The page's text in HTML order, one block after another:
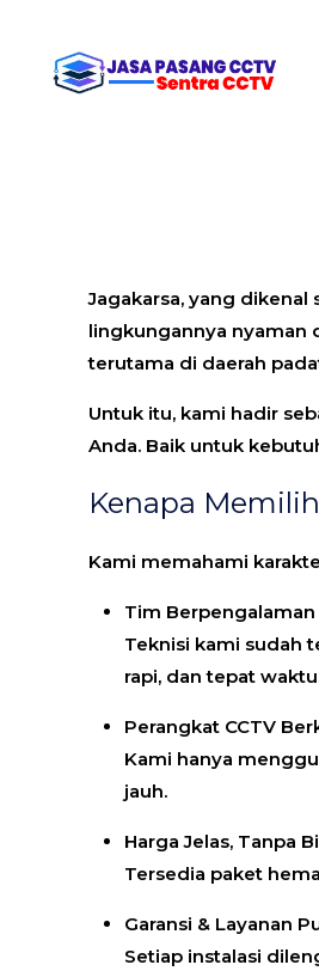
Jagakarsa, yang
lingkungannya nyaman
terutama di daerah
Untuk itu, kami hadir
Anda. Baik untuk
Kenapa
Kami memahami
Tim
Teknisi kami sudah
rapi, dan tepat
Perangkat CCTV
Kami hanya
jauh.
Harga Jelas, Tanpa
Tersedia paket
Garansi & Layanan
Setiap instalasi